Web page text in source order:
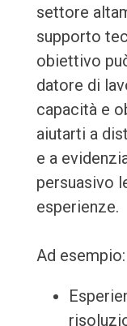
settore
supporto
obiettivo
datore di
capacità e
aiutarti a
e a
persuasivo
esperienze.
Ad esempio: